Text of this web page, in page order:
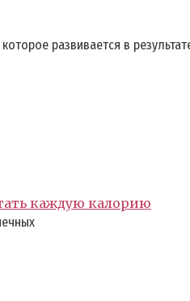
развивается в
каждую калорию